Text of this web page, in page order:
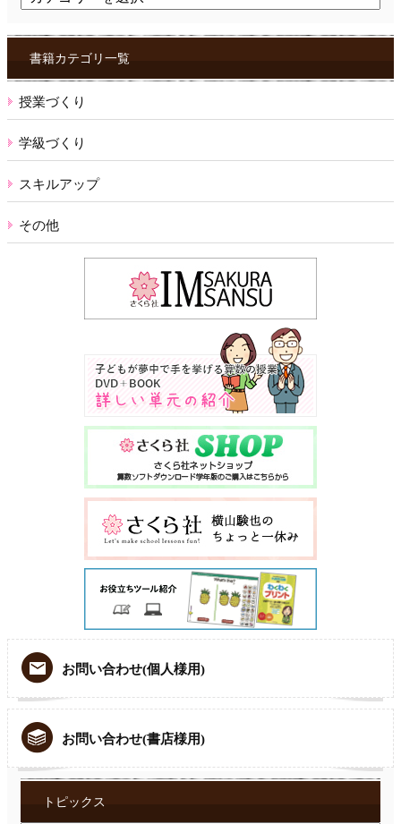
ク
ス書籍カテゴリ一覧
授業づくり
学級づくり
スキルアップ
その他
お問い合わせ(個人様用)
お問い合わせ(書店様用)
トピックス